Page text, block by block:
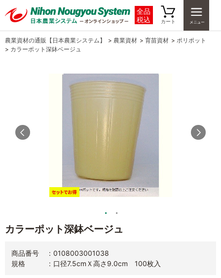
全品
税込
カート
農業資材の通販【日本農業システム】 > 農業資材 > 育苗資材 > ポリポット
> カラーポット深鉢ベージュ
カラーポット深鉢ベージュ
商品番号
0108003001038
規格
口径7.5cmＸ高さ9.0cm 100枚入